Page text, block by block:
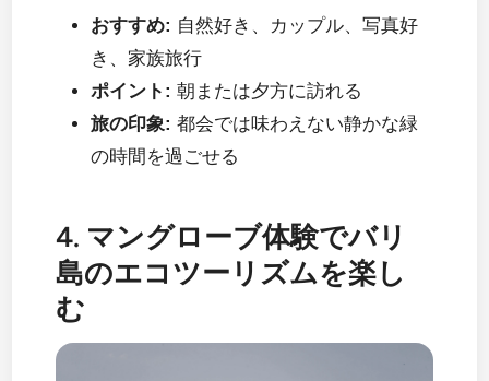
おすすめ: 自然好き、カップル、写真好
き、家族旅行
ポイント: 朝または夕方に訪れる
旅の印象: 都会では味わえない静かな緑
の時間を過ごせる
4. マングローブ体験でバリ
島のエコツーリズムを楽し
む